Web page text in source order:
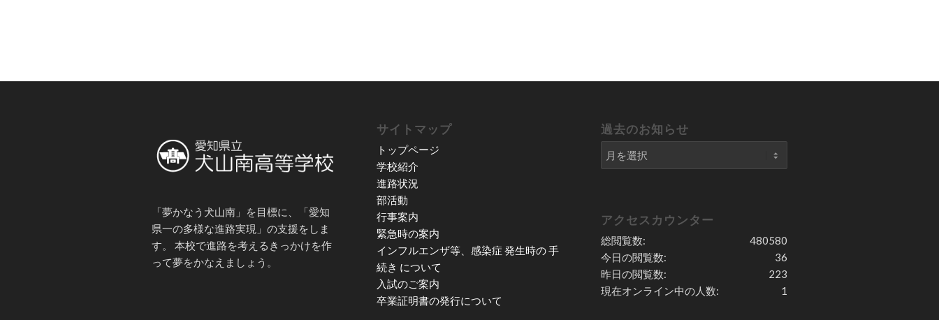
「夢かなう犬山南」を目標に、「愛知
県一の多様な進路実現」の支援をしま
す。 本校で進路を考えるきっかけを作
って夢をかなえましょう。
サイトマップ
トップページ
学校紹介
進路状況
部活動
行事案内
緊急時の案内
インフルエンザ等、感染症 発生時の 手
続き について
入試のご案内
卒業証明書の発行について
過去のお知らせ
アクセスカウンター
480580
総閲覧数:
36
今日の閲覧数:
223
昨日の閲覧数:
1
現在オンライン中の人数: